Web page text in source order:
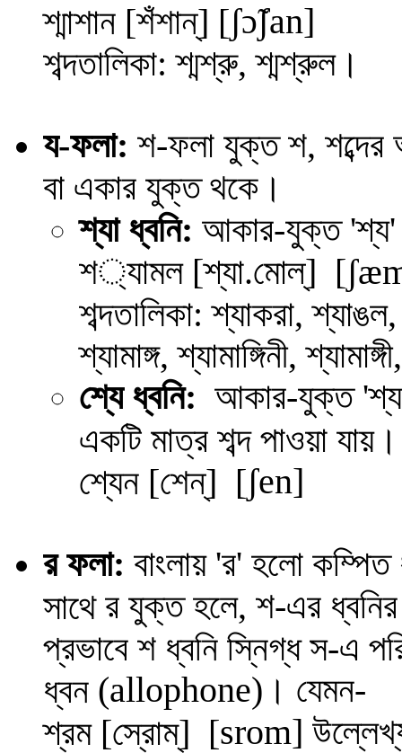
শ্মাশান [শঁশান্] [ʃɔ̃ʃan]
শব্দতালিকা: শ্মশ্রু, শ্মশ্রুল।
য-ফলা: শ-ফলা যুক্ত শ, শব্দের
বা একার যুক্ত থকে।
শ্যা ধ্বনি: আকার-যুক্ত 'শ্য'
শ্যামল [শ্যা.মোল্] [
শব্দতালিকা: শ্যাকরা,
শ্যামাঙ্গ, শ্যামাঙ্গিনী,
শ্যে ধ্বনি: আকার-যুক্ত
একটি মাত্র শব্দ পাওয়া
শ্যেন [শেন্] [ʃen]
র ফলা: বাংলায় 'র' হলো কম্পিত
সাথের যুক্ত হলে, শ-এর
প্রভাবে শ ধ্বনি স্নিগ্ধ স-এ
ধ্বন (allophone) । যেমন-
শ্রম [স্রোম্] [srom]